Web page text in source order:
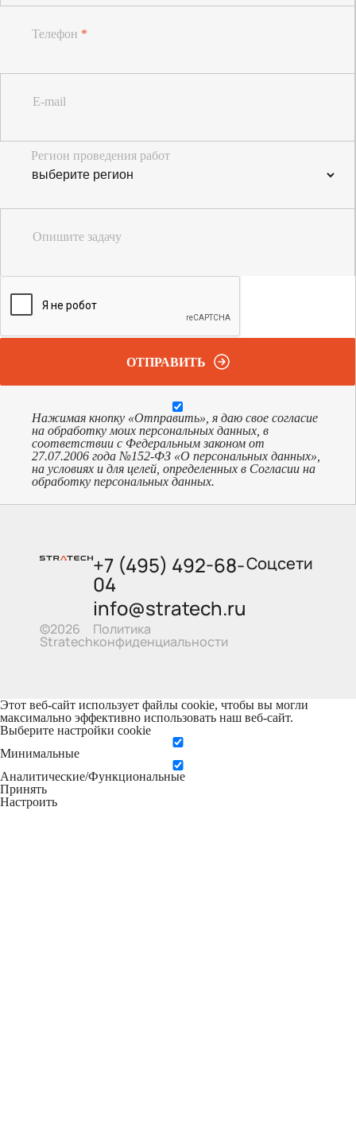
Телефон *
E-mail
Регион проведения работ
Опишите задачу
ОТПРАВИТЬ
Нажимая кнопку «Отправить», я даю свое согласие
на обработку моих персональных данных, в
соответствии с Федеральным законом от
27.07.2006 года №152-ФЗ «О персональных данных»,
на условиях и для целей, определенных в Согласии на
обработку персональных данных.
©2026
Stratech
+7 (495) 492-68-
04
info@stratech.ru
Политика
конфиденциальности
Соцсети
Этот веб-сайт использует файлы cookie, чтобы вы могли
максимально эффективно использовать наш веб-сайт.
Выберите настройки cookie
Минимальные
Аналитические/Функциональные
Принять
Настроить